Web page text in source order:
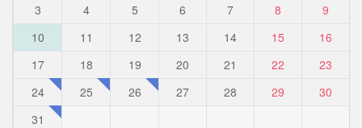
3
4 5 6 7 8
9
10
11 12 13 14 15
16
17
18 19 20 21 22
23
24
25 26 27 28 29
30
31